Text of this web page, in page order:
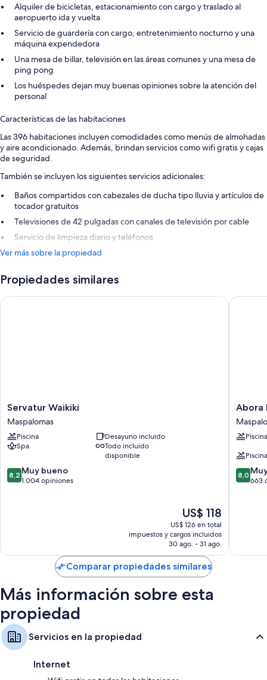
Alquiler de bicicletas, estacionamiento con cargo y traslado al
aeropuerto ida y vuelta
Servicio de guardería con cargo, entretenimiento nocturno y una
máquina expendedora
Una mesa de billar, televisión en las áreas comunes y una mesa de
ping pong
Los huéspedes dejan muy buenas opiniones sobre la atención del
personal
Características de las habitaciones
Las 396 habitaciones incluyen comodidades como menús de almohadas
y aire acondicionado. Además, brindan servicios como wifi gratis y cajas
de seguridad.
También se incluyen los siguientes servicios adicionales:
Baños compartidos con cabezales de ducha tipo lluvia y artículos de
tocador gratuitos
Televisiones de 42 pulgadas con canales de televisión por cable
Servicio de limpieza diario y teléfonos
Ver más sobre la propiedad
Propiedades similares
Servatur
Waikiki
Maspalomas
Servatur Waikiki
Maspalomas
Piscina
Desayuno incluido
Spa
Todo incluido
disponible
8.2
de
8,2 Muy bueno
1.004 opiniones
El
precio
actual
es
de
US$ 118
US$ 118
US$ 126 en total
impuestos y cargos incluidos
30 ago. - 31 ago.
Servatur Waikiki
Abora
by
Lopesan
Abora
Piscina
8.0
de
8,0
663
Abora
Comparar propiedades similares
Más información sobre esta
propiedad
Servicios en la propiedad
Internet